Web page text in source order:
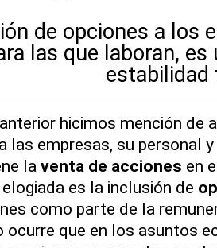
de opciones a los
las que laboran,
estabilidad
hicimos mención de
las empresas, su personal
la venta de acciones en
es la inclusión de
como parte de la
ocurre que en los asuntos